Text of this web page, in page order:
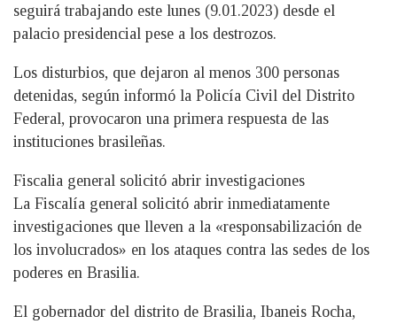
seguirá trabajando este lunes (9.01.2023) desde el
palacio presidencial pese a los destrozos.
Los disturbios, que dejaron al menos 300 personas
detenidas, según informó la Policía Civil del Distrito
Federal, provocaron una primera respuesta de las
instituciones brasileñas.
Fiscalia general solicitó abrir investigaciones
La Fiscalía general solicitó abrir inmediatamente
investigaciones que lleven a la «responsabilización de
los involucrados» en los ataques contra las sedes de los
poderes en Brasilia.
El gobernador del distrito de Brasilia, Ibaneis Rocha,